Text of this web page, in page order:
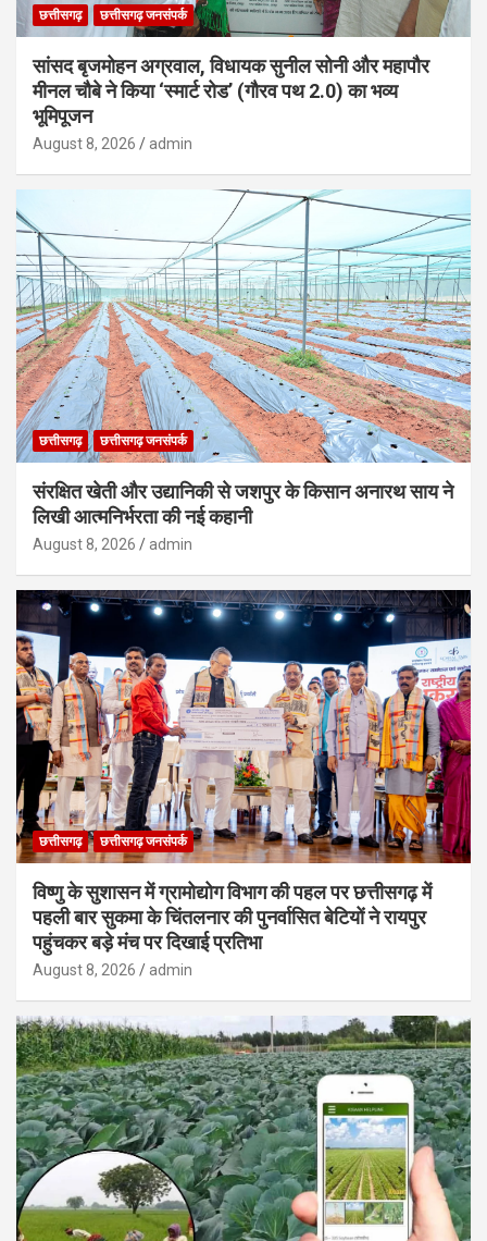
छत्तीसगढ़ छत्तीसगढ़ जनसंपर्क
सांसद बृजमोहन अग्रवाल, विधायक सुनील सोनी और महापौर
मीनल चौबे ने किया ‘स्मार्ट रोड’ (गौरव पथ 2.0) का भव्य
भूमिपूजन
August 8, 2026 admin
छत्तीसगढ़ छत्तीसगढ़ जनसंपर्क
संरक्षित खेती और उद्यानिकी से जशपुर के किसान अनारथ साय ने
लिखी आत्मनिर्भरता की नई कहानी
August 8, 2026 admin
छत्तीसगढ़ छत्तीसगढ़ जनसंपर्क
विष्णु के सुशासन में ग्रामोद्योग विभाग की पहल पर छत्तीसगढ़ में
पहली बार सुकमा के चिंतलनार की पुनर्वासित बेटियों ने रायपुर
पहुंचकर बड़े मंच पर दिखाई प्रतिभा
August 8, 2026 admin